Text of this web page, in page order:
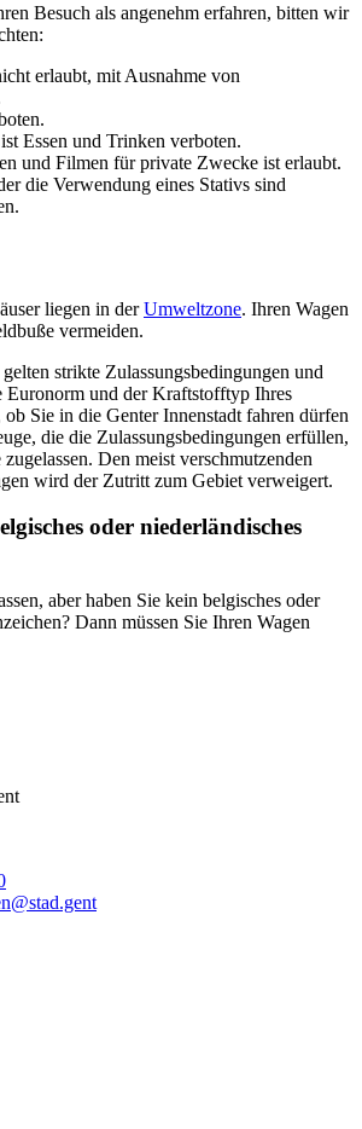
Besuch als angenehm erfahren, bitten wir
erlaubt, mit Ausnahme von
Essen und Trinken verboten.
und Filmen für private Zwecke ist erlaubt.
die Verwendung eines Stativs sind
liegen in derUmweltzone. Ihren Wagen
vermeiden.
strikte Zulassungsbedingungen und
Euronorm und der Kraftstofftyp Ihres
ob Sie in die Genter Innenstadt fahren dürfen
die die Zulassungsbedingungen erfüllen,
Den meist verschmutzenden
wird der Zutritt zum Gebiet verweigert.
oder niederländisches
aber haben Sie kein belgisches oder
Dann müssen Sie Ihren Wagen